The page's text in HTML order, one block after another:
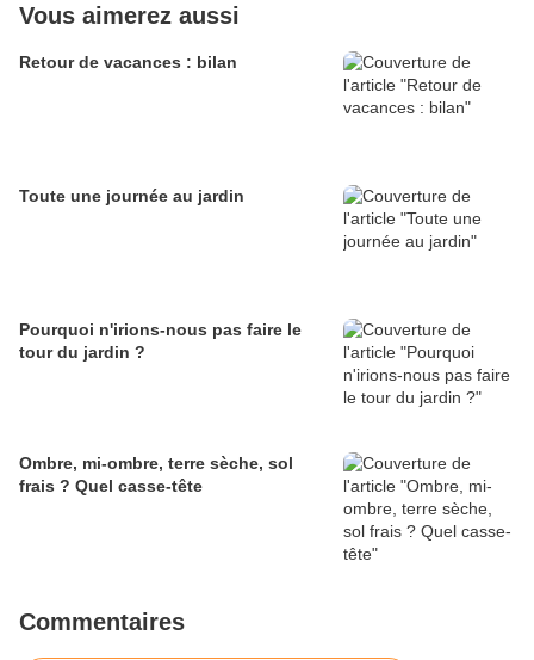
Vous aimerez aussi
Retour de vacances : bilan
Toute une journée au jardin
Pourquoi n'irions-nous pas faire le
tour du jardin ?
Ombre, mi-ombre, terre sèche, sol
frais ? Quel casse-tête
Commentaires